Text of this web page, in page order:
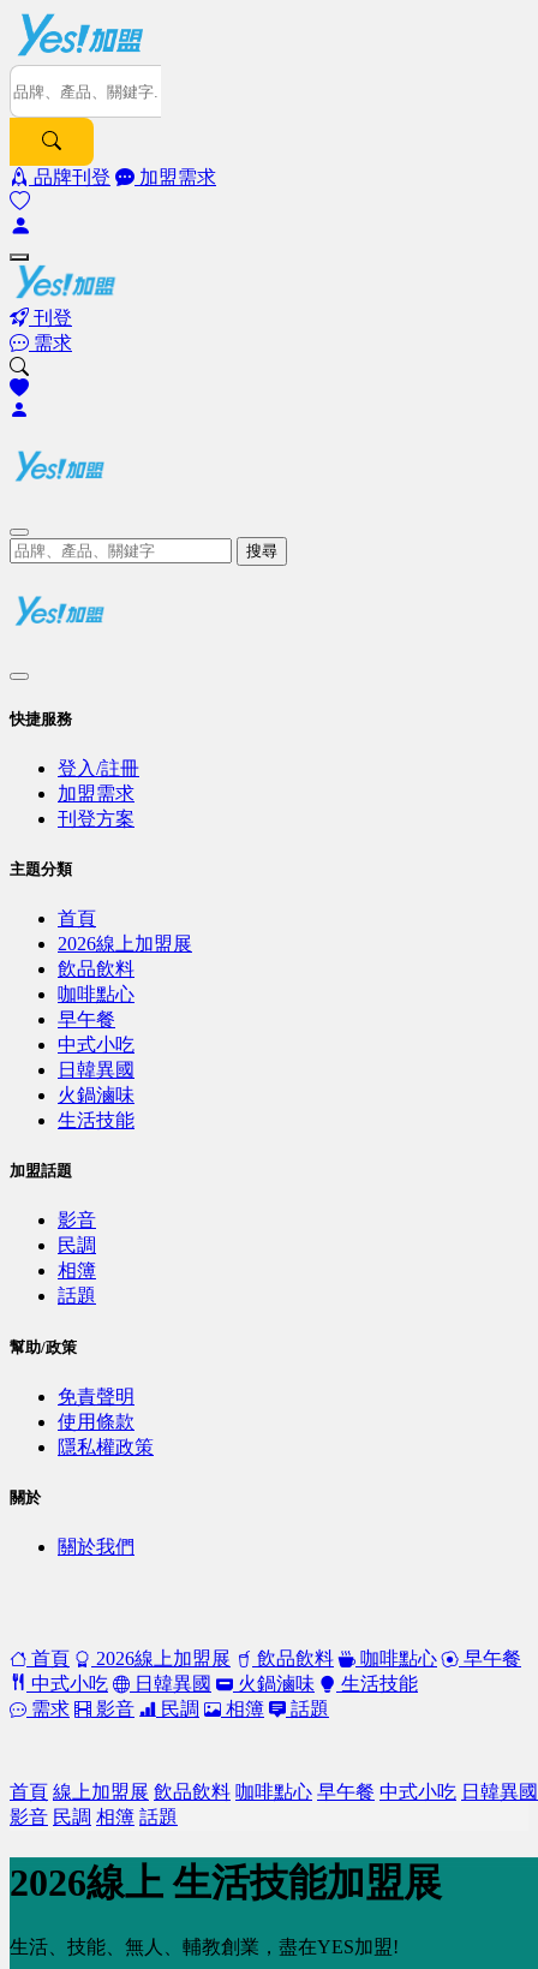
品牌刊登 加盟需求
刊登
需求
搜尋
快捷服務
登入/註冊
加盟需求
刊登方案
主題分類
首頁
2026線上加盟展
飲品飲料
咖啡點心
早午餐
中式小吃
日韓異國
火鍋滷味
生活技能
加盟話題
影音
民調
相簿
話題
幫助/政策
免責聲明
使用條款
隱私權政策
關於
關於我們
首頁 2026線上加盟展 飲品飲料 咖啡點心
早午餐
中式小吃
日韓異國 火鍋滷味
生活技能
需求
影音 民調 相簿 話題
首頁 線上加盟展 飲品飲料 咖啡點心 早午餐 中式小吃 日韓異國
影音 民調 相簿 話題
2026線上 生活技能加盟展
生活、技能、無人、輔教創業，盡在YES加盟!